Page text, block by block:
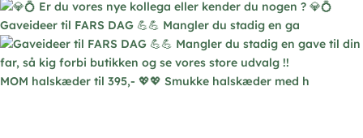
Gaveideer til FARS DAG 💪💪 Mangler du stadig en ga
MOM halskæder til 395,- 💖💖 Smukke halskæder med h